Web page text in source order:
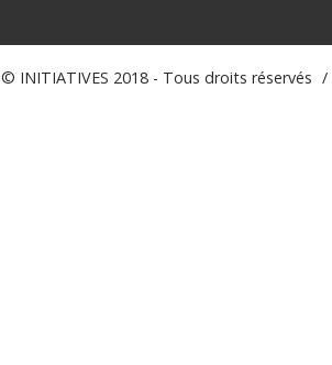
© INITIATIVES 2018 - Tous droits réservés